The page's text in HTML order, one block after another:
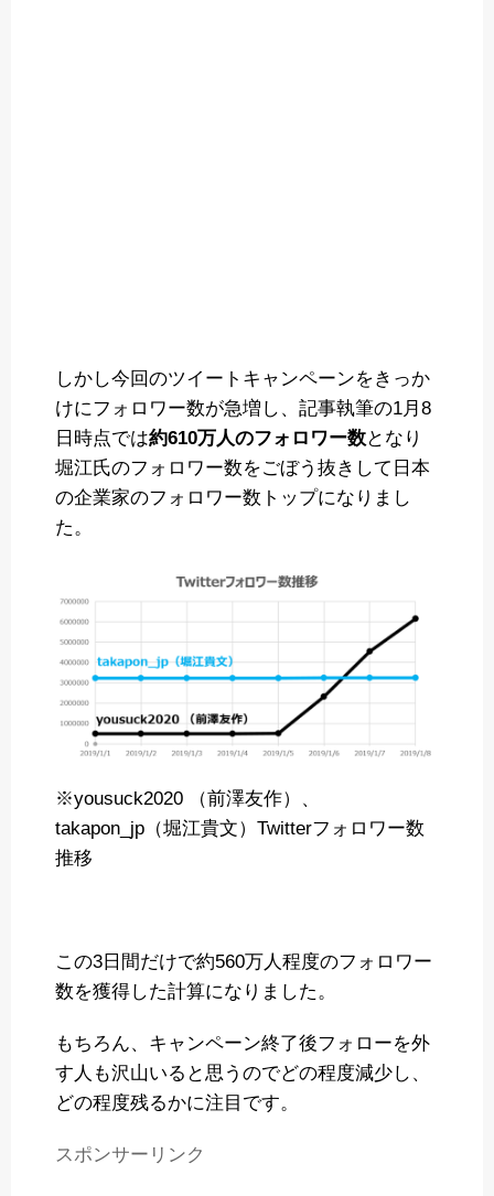
しかし今回のツイートキャンペーンをきっか
けにフォロワー数が急増し、記事執筆の1月8
日時点では約610万人のフォロワー数となり
堀江氏のフォロワー数をごぼう抜きして日本
の企業家のフォロワー数トップになりまし
た。
※yousuck2020 （前澤友作）、
takapon_jp（堀江貴文）Twitterフォロワー数
推移
この3日間だけで約560万人程度のフォロワー
数を獲得した計算になりました。
もちろん、キャンペーン終了後フォローを外
す人も沢山いると思うのでどの程度減少し、
どの程度残るかに注目です。
スポンサーリンク